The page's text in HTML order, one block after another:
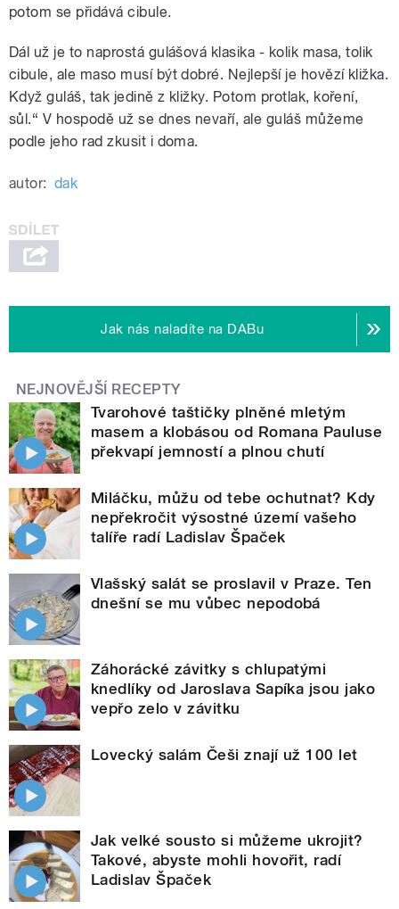
potom se přidává cibule.
Dál už je to naprostá gulášová klasika - kolik masa, tolik
cibule, ale maso musí být dobré. Nejlepší je hovězí kližka.
Když guláš, tak jedině z kližky. Potom protlak, koření,
sůl.“ V hospodě už se dnes nevaří, ale guláš můžeme
podle jeho rad zkusit i doma.
autor: dak
Jak nás naladíte na DABu
NEJNOVĚJŠÍ RECEPTY
Tvarohové taštičky plněné mletým
masem a klobásou od Romana Pauluse
překvapí jemností a plnou chutí
Miláčku, můžu od tebe ochutnat? Kdy
nepřekročit výsostné území vašeho
talíře radí Ladislav Špaček
Vlašský salát se proslavil v Praze. Ten
dnešní se mu vůbec nepodobá
Záhorácké závitky s chlupatými
knedlíky od Jaroslava Sapíka jsou jako
vepřo zelo v závitku
Lovecký salám Češi znají už 100 let
Jak velké sousto si můžeme ukrojit?
Takové, abyste mohli hovořit, radí
Ladislav Špaček